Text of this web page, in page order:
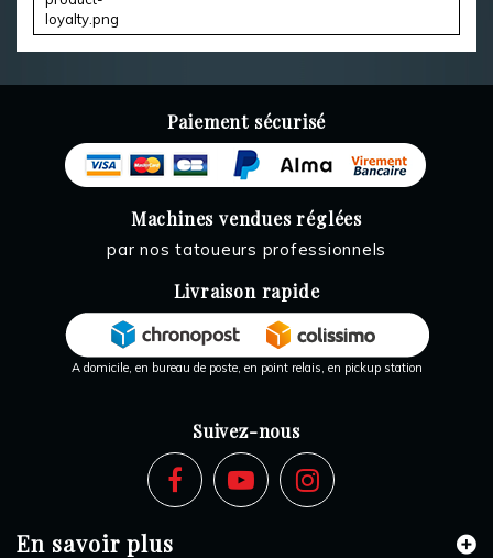
Paiement sécurisé
Machines vendues réglées
par nos tatoueurs professionnels
Livraison rapide
A domicile, en bureau de poste, en point relais, en pickup station
Suivez-nous
En savoir plus